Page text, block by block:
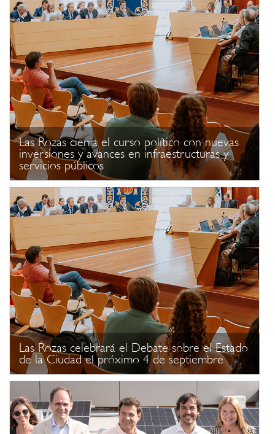
Las Rozas cierra el curso político con nuevas
inversiones y avances en infraestructuras y
servicios públicos
Las Rozas celebrará el Debate sobre el Estado
de la Ciudad el próximo 4 de septiembre